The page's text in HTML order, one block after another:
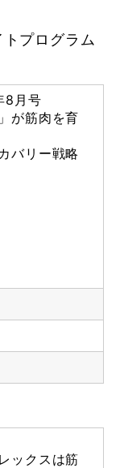
プログラム
8月号
が筋肉を育
バリー戦略
ックスは筋